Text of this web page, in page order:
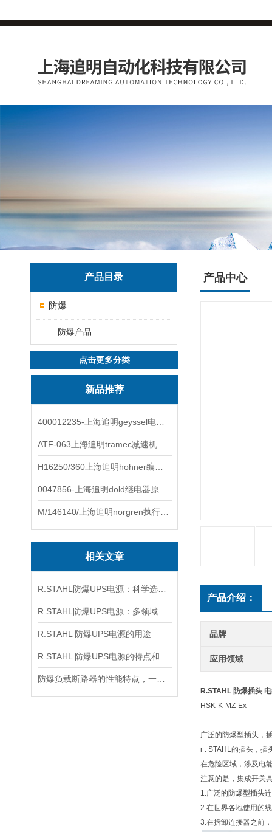
产品目录
防爆
防爆产品
点击更多分类
新品推荐
相关文章
R.STAHL 防爆UPS电源的用途
产品中心
产品介绍：
品牌
应用领域
R.STAHL 防爆插头
HSK-K-MZ-Ex
广泛的防爆型插头，
r . STAHL的插头，插
在危险区域，涉及电
注意的是，集成开关
1.广泛的防爆型插头
2.在世界各地使用的
3.在拆卸连接器之前